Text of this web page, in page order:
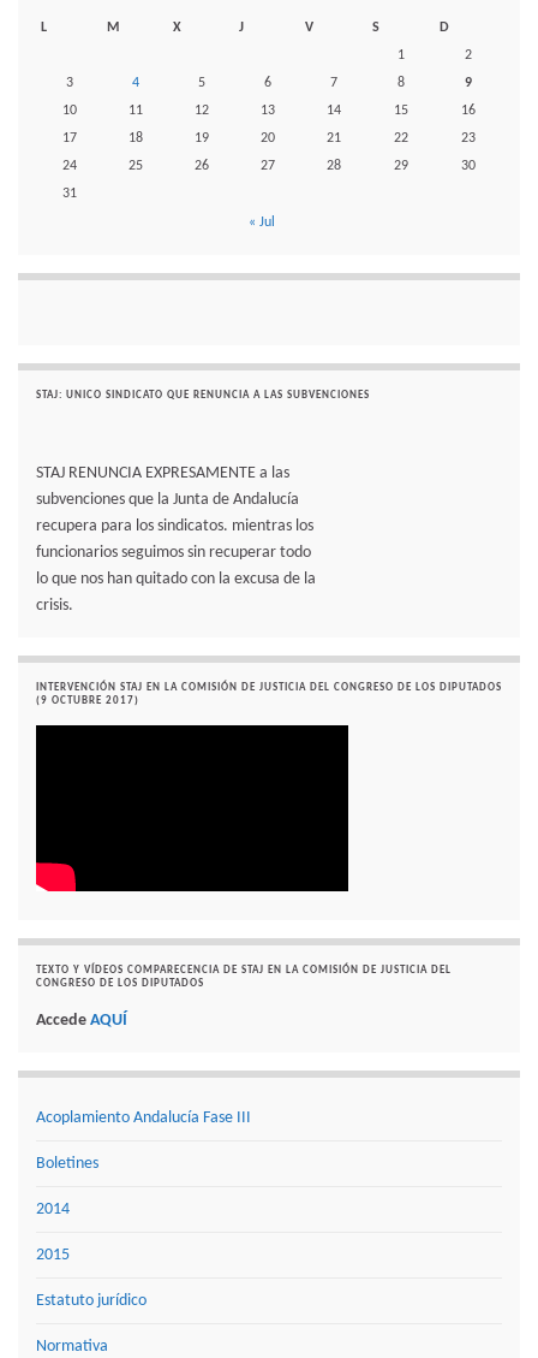
L M X J V S
D
1
2
3
4 5 6 7 8
9
10
11 12 13 14 15
16
17
18 19 20 21 22
23
24
25 26 27 28 29
30
31
« Jul
STAJ: UNICO SINDICATO QUE RENUNCIA A LAS SUBVENCIONES
STAJ RENUNCIA EXPRESAMENTE a las
subvenciones que la Junta de Andalucía
recupera para los sindicatos. mientras los
funcionarios seguimos sin recuperar todo
lo que nos han quitado con la excusa de la
crisis.
INTERVENCIÓN STAJ EN LA COMISIÓN DE JUSTICIA DEL CONGRESO DE LOS DIPUTADOS
(9 OCTUBRE 2017)
TEXTO Y VÍDEOS COMPARECENCIA DE STAJ EN LA COMISIÓN DE JUSTICIA DEL
CONGRESO DE LOS DIPUTADOS
Accede AQUÍ
Acoplamiento Andalucía Fase III
Boletines
2014
2015
Estatuto jurídico
Normativa